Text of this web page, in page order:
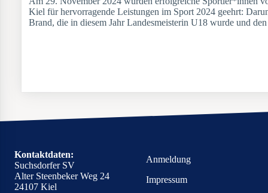
Kiel für hervorragende Leistungen im Sport 2024 geehrt:
Brand, die in diesem Jahr Landesmeisterin U18 wurde und
Kontaktdaten:
Suchsdorfer SV
Alter Steenbeker Weg 24
24107 Kiel
Anmeldung
Impressum